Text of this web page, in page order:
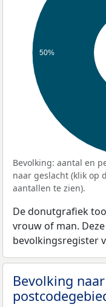
50%
Bevolking: aantal en
naar geslacht (klik op
aantallen te zien).
De donutgrafiek
vrouw of man.
bevolkingsregister
Bevolking